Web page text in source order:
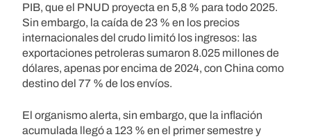
PIB, que el PNUD proyecta en 5,8 % para todo 2025.
Sin embargo, la caída de 23 % en los precios
internacionales del crudo limitó los ingresos: las
exportaciones petroleras sumaron 8.025 millones de
dólares, apenas por encima de 2024, con China como
destino del 77 % de los envíos.
El organismo alerta, sin embargo, que la inflación
acumulada llegó a 123 % en el primer semestre y